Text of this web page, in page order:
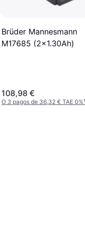
Brüder Mannesmann
M17685 (2x1.30Ah)
108,98 €
O 3 pagos de 36,32 € TAE 0%¹